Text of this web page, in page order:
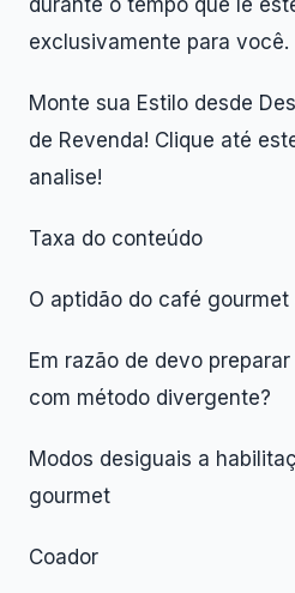
durante o tempo que lê
exclusivamente para você.
Monte sua Estilo desde
de Revenda! Clique até
analise!
Taxa do conteúdo
O aptidão do café gourmet
Em razão de devo
com método divergente?
Modos desiguais a
gourmet
Coador